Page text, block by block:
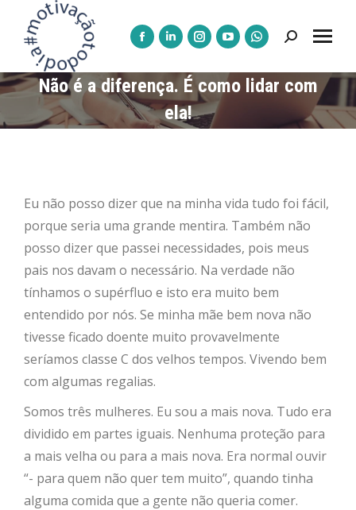
A
página
Facebook
abre
A
página
LinkedIn
abre
A
página
Instagram
abre
A
página
YouTube
A
página
WhatsApp
Pesquisar:
Não é a diferença. É como lidar com
ela!
Eu não posso dizer que na minha vida tudo foi fácil,
porque seria uma grande mentira. Também não
posso dizer que passei necessidades, pois meus
pais nos davam o necessário. Na verdade não
tínhamos o supérfluo e isto era muito bem
entendido por nós. Se minha mãe bem nova não
tivesse ficado doente muito provavelmente
seríamos classe C dos velhos tempos. Vivendo bem
com algumas regalias.
Somos três mulheres. Eu sou a mais nova. Tudo era
dividido em partes iguais. Nenhuma proteção para
a mais velha ou para a mais nova. Era normal ouvir
“- para quem não quer tem muito”, quando tinha
alguma comida que a gente não queria comer.